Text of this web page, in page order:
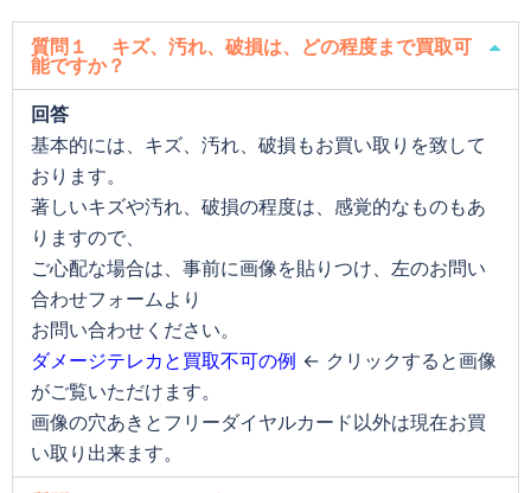
質問１ キズ、汚れ、破損は、どの程度まで買取可
能ですか？
回答
基本的には、キズ、汚れ、破損もお買い取りを致して
おります。
著しいキズや汚れ、破損の程度は、感覚的なものもあ
りますので、
ご心配な場合は、事前に画像を貼りつけ、左のお問い
合わせフォームより
お問い合わせください。
ダメージテレカと買取不可の例 ← クリックすると画像
がご覧いただけます。
画像の穴あきとフリーダイヤルカード以外は現在お買
い取り出来ます。